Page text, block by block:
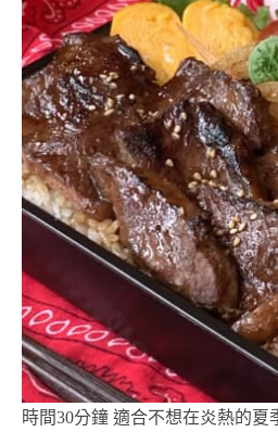
時間30分鐘 適合不想在炎熱的